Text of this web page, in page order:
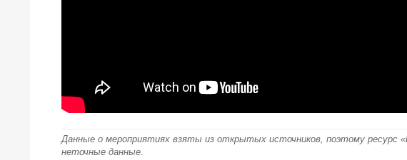
Данные о мероприятиях взяты из открытых источников, поэтому ресурс
неточные данные.